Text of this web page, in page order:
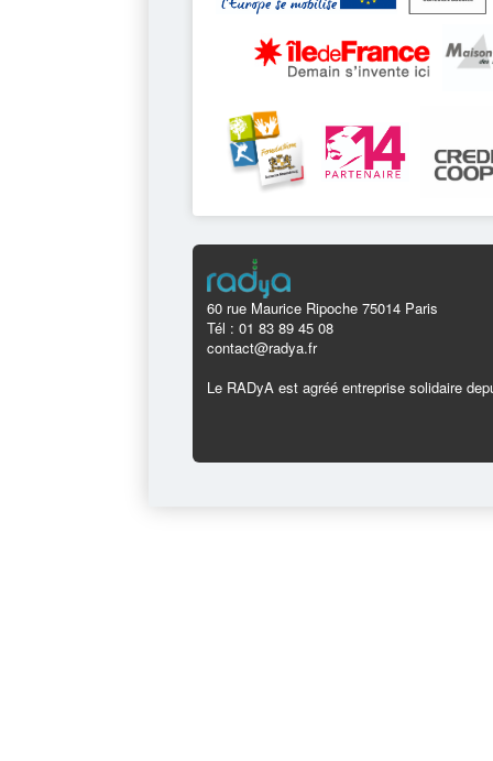
60 rue Maurice Ripoche 75014 Paris
Tél : 01 83 89 45 08
contact@radya.fr
Le RADyA est agréé entreprise solidaire